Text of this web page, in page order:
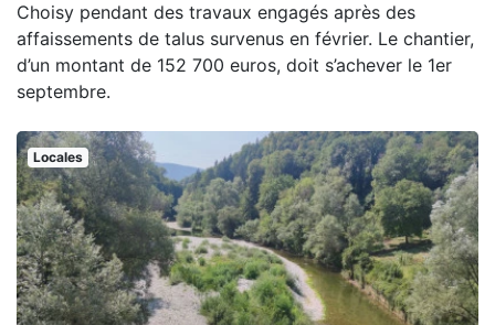
Choisy pendant des travaux engagés après des
affaissements de talus survenus en février. Le chantier,
d’un montant de 152 700 euros, doit s’achever le 1er
septembre.
Locales